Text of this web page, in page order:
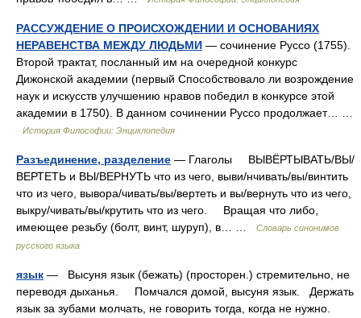
РАССУЖДЕНИЕ О ПРОИСХОЖДЕНИИ И ОСНОВАНИЯХ
НЕРАВЕНСТВА МЕЖДУ ЛЮДЬМИ — сочинение Руссо (1755).
Второй трактат, посланный им на очередной конкурс
Дижонской академии (первый Способствовало ли возрождение
наук и искусств улучшению нравов победил в конкурсе этой
академии в 1750). В данном сочинении Руссо продолжает… …
История Философии: Энциклопедия
Разъединение, разделение — Глаголы ВЫВЁРТЫВАТЬ/ВЫ/
ВЕРТЕТЬ и ВЫ/ВЕРНУТЬ что из чего, выви/нчивать/вы/винтить
что из чего, вывора/чивать/вы/вертеть и вы/вернуть что из чего,
выкру/чивать/вы/крутить что из чего. Вращая что либо,
имеющее резьбу (болт, винт, шуруп), в… …
Словарь синонимов
русского языка
язык — Высуня язык (бежать) (просторен.) стремительно, не
переводя дыханья. Помчался домой, высуня язык. Держать
язык за зубами молчать, не говорить тогда, когда не нужно.